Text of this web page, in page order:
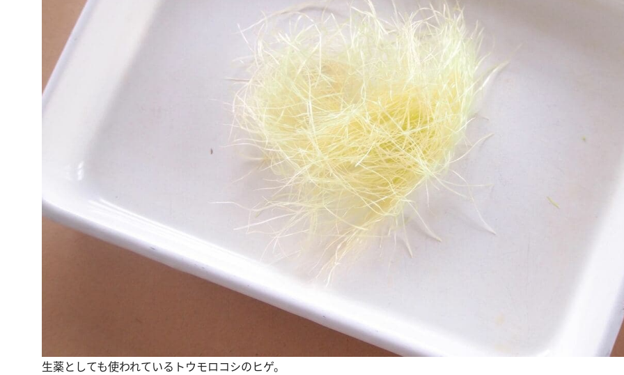
生薬としても使われているトウモロコシのヒゲ。